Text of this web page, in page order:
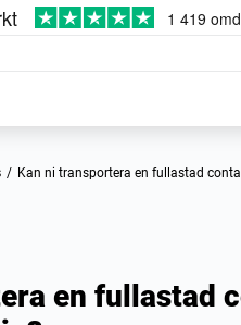
/ Kan ni transportera en fullastad
en fullastad